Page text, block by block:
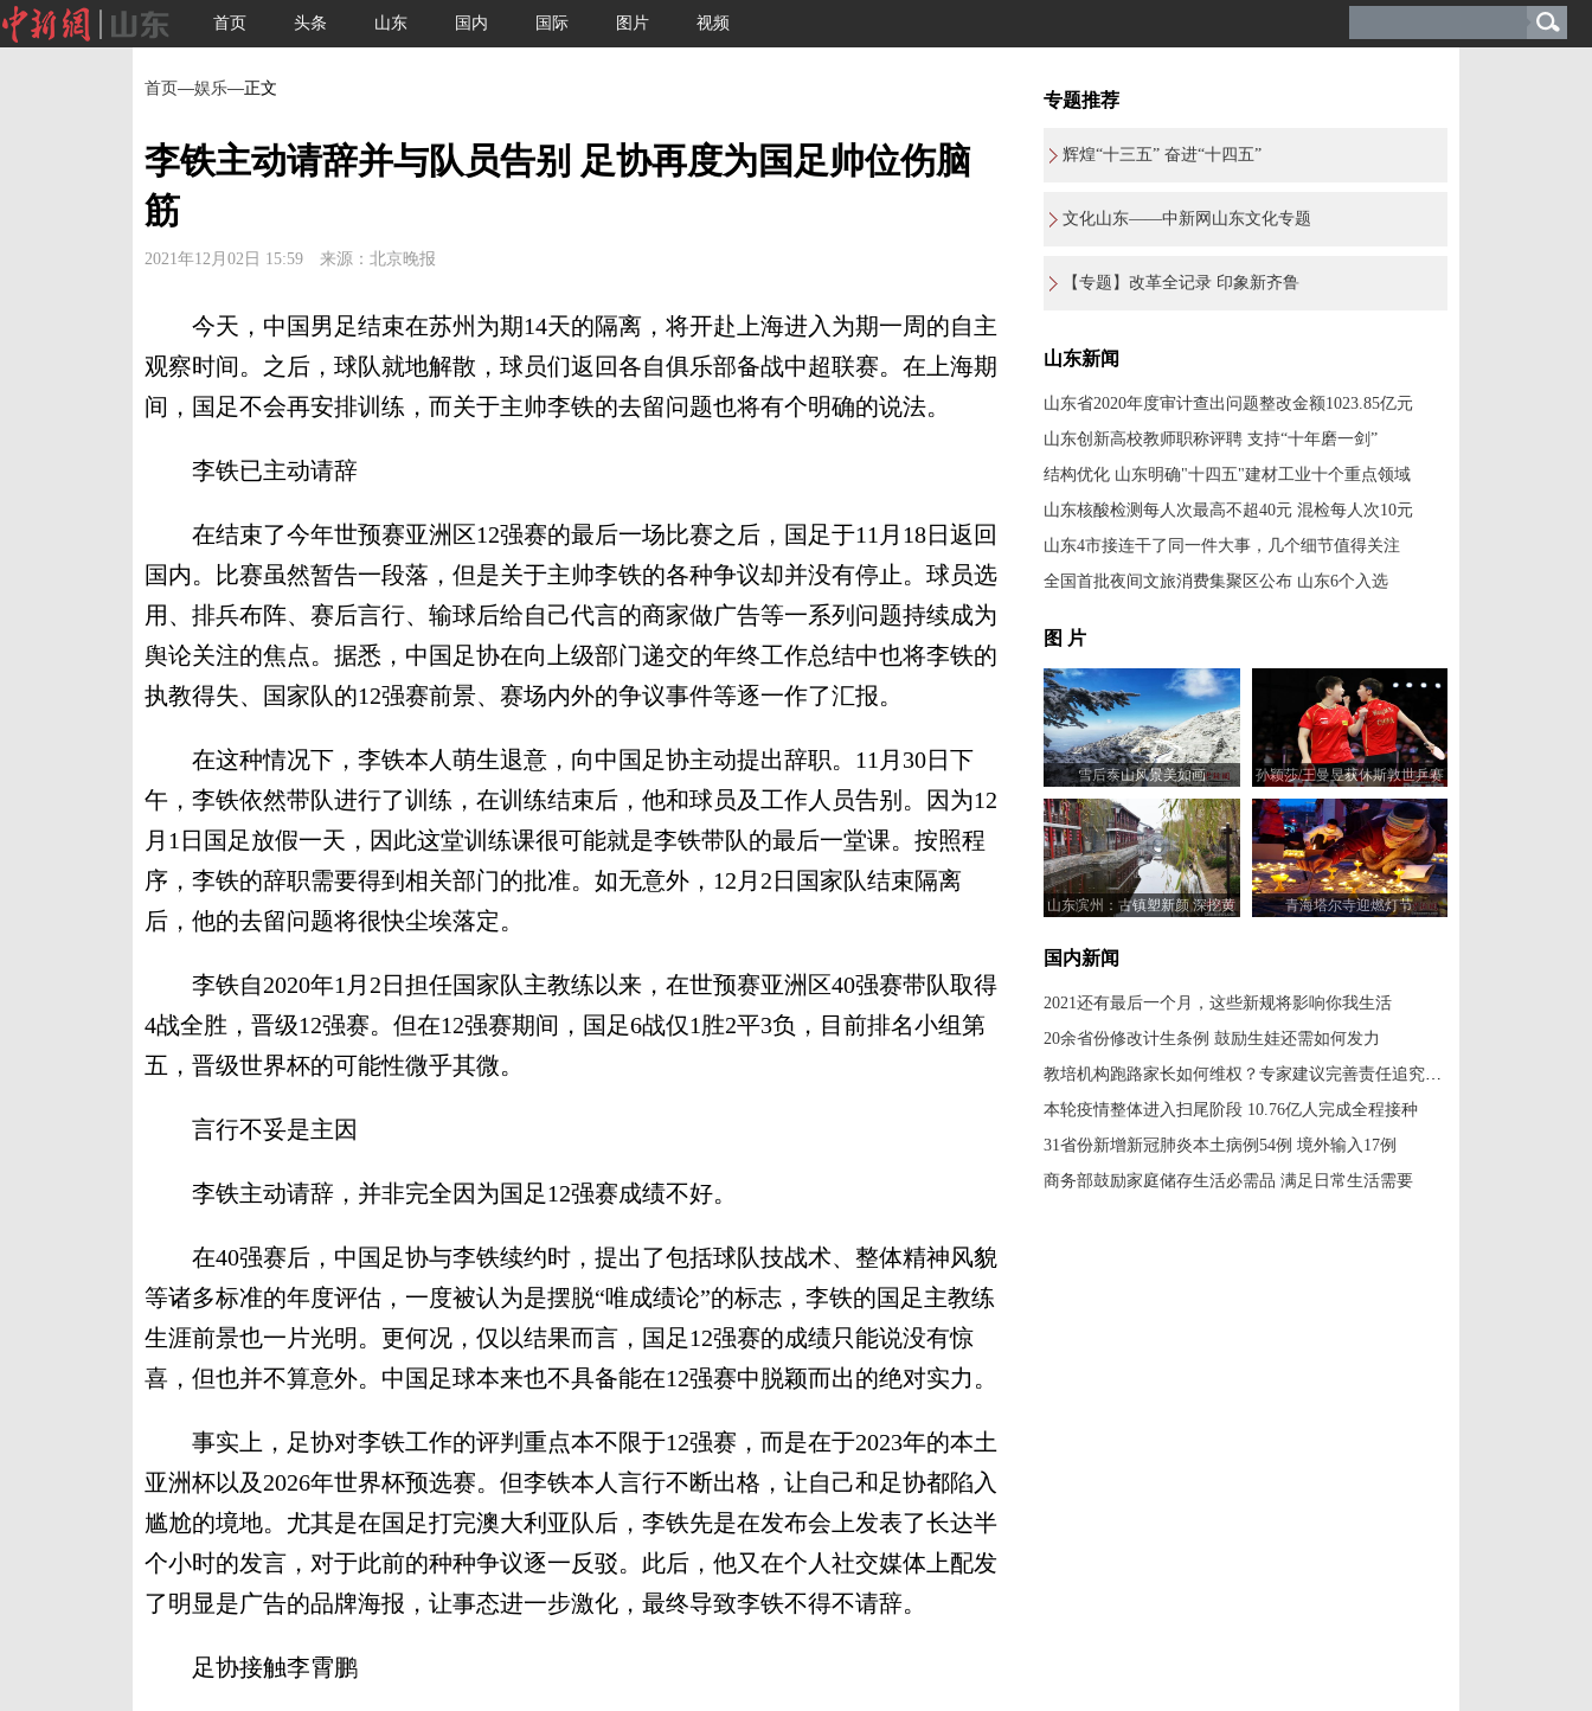
首页 头条 山东 国内 国际 图片 视频
首页—娱乐—正文
李铁主动请辞并与队员告别 足协再度为国足帅位伤脑
筋
2021年12月02日 15:59 来源：北京晚报
今天，中国男足结束在苏州为期14天的隔离，将开赴上海进入为期一周的自主
观察时间。之后，球队就地解散，球员们返回各自俱乐部备战中超联赛。在上海期
间，国足不会再安排训练，而关于主帅李铁的去留问题也将有个明确的说法。
李铁已主动请辞
在结束了今年世预赛亚洲区12强赛的最后一场比赛之后，国足于11月18日返回
国内。比赛虽然暂告一段落，但是关于主帅李铁的各种争议却并没有停止。球员选
用、排兵布阵、赛后言行、输球后给自己代言的商家做广告等一系列问题持续成为
舆论关注的焦点。据悉，中国足协在向上级部门递交的年终工作总结中也将李铁的
执教得失、国家队的12强赛前景、赛场内外的争议事件等逐一作了汇报。
在这种情况下，李铁本人萌生退意，向中国足协主动提出辞职。11月30日下
午，李铁依然带队进行了训练，在训练结束后，他和球员及工作人员告别。因为12
月1日国足放假一天，因此这堂训练课很可能就是李铁带队的最后一堂课。按照程
序，李铁的辞职需要得到相关部门的批准。如无意外，12月2日国家队结束隔离
后，他的去留问题将很快尘埃落定。
李铁自2020年1月2日担任国家队主教练以来，在世预赛亚洲区40强赛带队取得
4战全胜，晋级12强赛。但在12强赛期间，国足6战仅1胜2平3负，目前排名小组第
五，晋级世界杯的可能性微乎其微。
言行不妥是主因
李铁主动请辞，并非完全因为国足12强赛成绩不好。
在40强赛后，中国足协与李铁续约时，提出了包括球队技战术、整体精神风貌
等诸多标准的年度评估，一度被认为是摆脱“唯成绩论”的标志，李铁的国足主教练
生涯前景也一片光明。更何况，仅以结果而言，国足12强赛的成绩只能说没有惊
喜，但也并不算意外。中国足球本来也不具备能在12强赛中脱颖而出的绝对实力。
事实上，足协对李铁工作的评判重点本不限于12强赛，而是在于2023年的本土
亚洲杯以及2026年世界杯预选赛。但李铁本人言行不断出格，让自己和足协都陷入
尴尬的境地。尤其是在国足打完澳大利亚队后，李铁先是在发布会上发表了长达半
个小时的发言，对于此前的种种争议逐一反驳。此后，他又在个人社交媒体上配发
了明显是广告的品牌海报，让事态进一步激化，最终导致李铁不得不请辞。
足协接触李霄鹏
专题推荐
辉煌“十三五” 奋进“十四五”
文化山东——中新网山东文化专题
【专题】改革全记录 印象新齐鲁
山东新闻
山东省2020年度审计查出问题整改金额1023.85亿元
山东创新高校教师职称评聘 支持“十年磨一剑”
结构优化 山东明确"十四五"建材工业十个重点领域
山东核酸检测每人次最高不超40元 混检每人次10元
山东4市接连干了同一件大事，几个细节值得关注
全国首批夜间文旅消费集聚区公布 山东6个入选
图 片
雪后泰山风景美如画
孙颖莎/王曼昱获休斯敦世乒赛
女双冠军
山东滨州：古镇塑新颜 深挖黄
青海塔尔寺迎燃灯节
国内新闻
2021还有最后一个月，这些新规将影响你我生活
20余省份修改计生条例 鼓励生娃还需如何发力
教培机构跑路家长如何维权？专家建议完善责任追究机制
本轮疫情整体进入扫尾阶段 10.76亿人完成全程接种
31省份新增新冠肺炎本土病例54例 境外输入17例
商务部鼓励家庭储存生活必需品 满足日常生活需要